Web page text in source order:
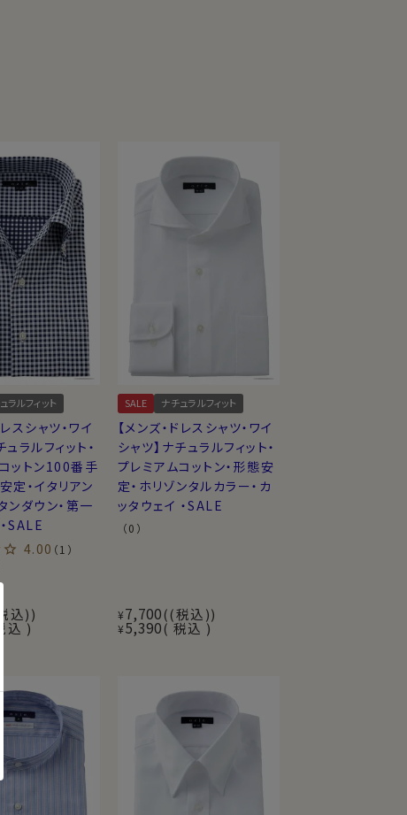
ラルフィット
スシャツ・ワイ
ュラルフィット・
ットン100番手
定・イタリアン
ンダウン・第一
SALE
4.00 （1）
込)
税込
SALE ナチュラルフィット
【メンズ・ドレスシャツ・ワイ
シャツ】ナチュラルフィット・
プレミアムコットン・形態安
定・ホリゾンタルカラー・カ
ッタウェイ ・SALE
（0）
¥7,700 (税込)
¥5,390 税込